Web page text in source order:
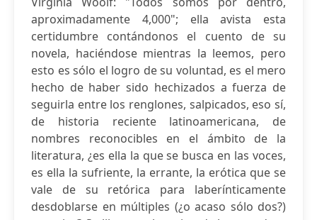
aproximadamente 4,000"; ella avista esta
certidumbre contándonos el cuento de su
novela, haciéndose mientras la leemos, pero
esto es sólo el logro de su voluntad, es el mero
hecho de haber sido hechizados a fuerza de
seguirla entre los renglones, salpicados, eso sí,
de historia reciente latinoamericana, de
nombres reconocibles en el ámbito de la
literatura, ¿es ella la que se busca en las voces,
es ella la sufriente, la errante, la erótica que se
vale de su retórica para laberínticamente
desdoblarse en múltiples (¿o acaso sólo dos?)